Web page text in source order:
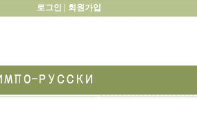
로그인 | 회원가입